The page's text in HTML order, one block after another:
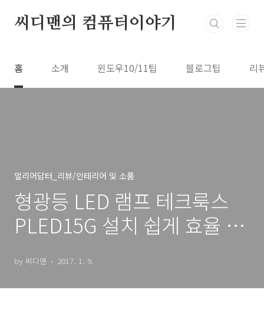
씨디맨의 컴퓨터이야기
홈 소개 윈도우10/11팁 블로그팁 리
얼리어답터_리뷰/인테리어 및 소품
형광등 LED 램프 테크룩스
PLED15G 설치 쉽게 효율 수
by 씨디맨 2017. 1. 9.